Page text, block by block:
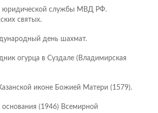
юридической службы МВД РФ.
святых.
день шахмат.
огурца в Суздале (Владимирская
иконе Божией Матери (1579).
(1946) Всемирной